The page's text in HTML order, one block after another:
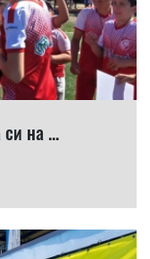
на ...